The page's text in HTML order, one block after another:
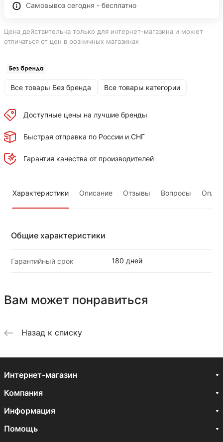
Самовывоз сегодня - бесплатно
Цена действительна только для интернет-магазина и может
отличаться от цен в розничных магазинах
Все товары Без бренда Все товары категории
Доступные цены на лучшие бренды
Быстрая отправка по России и СНГ
Гарантия качества от производителей
Характеристики Описание Отзывы Вопросы
Общие характеристики
Гарантийный срок 180 дней
Вам может понравиться
Назад к списку
Интернет-магазин
Компания
Информация
Помощь